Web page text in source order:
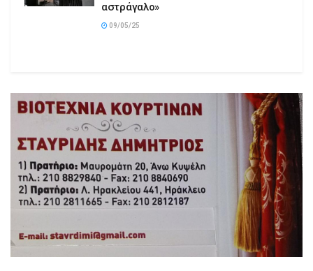
αστράγαλο»
09/05/25